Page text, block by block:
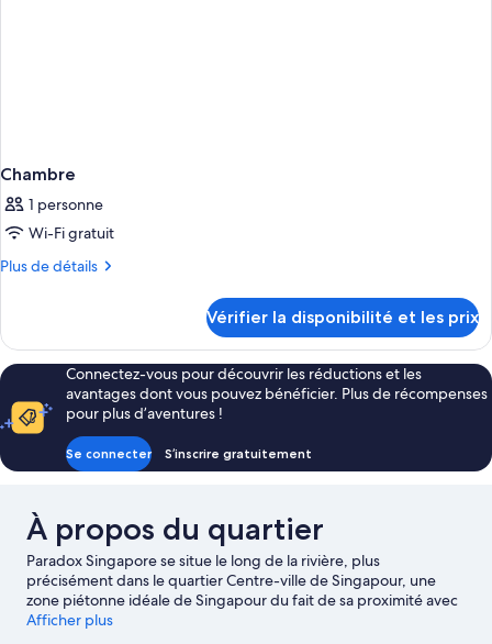
Chambre
1 personne
Wi-Fi gratuit
Plus de détails
Plus
le
type
de
chambre
Chambre
Vérifier la disponibilité et les prix
Connectez-vous pour découvrir les réductions et les
avantages dont vous pouvez bénéficier. Plus de récompenses
pour plus d’aventures !
Se connecter S’inscrire gratuitement
À propos du quartier
Paradox Singapore se situe le long de la rivière, plus
précisément dans le quartier Centre-ville de Singapour, une
zone piétonne idéale de Singapour du fait de sa proximité avec
les boutiques. Les célèbres Clarke Quay Centre et Funan
Afficher plus